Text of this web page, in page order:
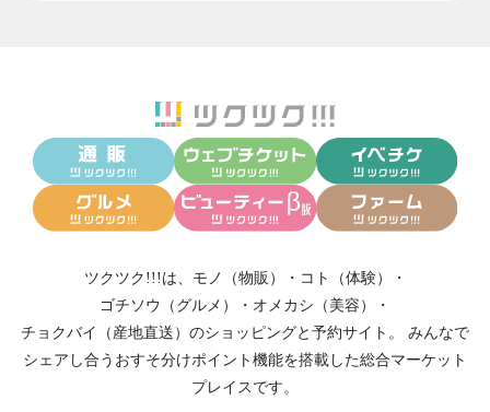
ツクツク!!!は、 モノ（物販） ・ コト（体験）
・
ゴチソウ（グルメ）
・ オメカシ（美容）
・
チョクバイ（産地直送） のショッピングと予約サイト。
みんなで
シェアし合う おすそ分けポイント機能を搭載した総合マーケット
プレイスです。